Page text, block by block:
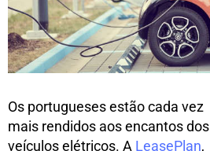
Os portugueses estão cada vez
mais rendidos aos encantos dos
veículos elétricos. A LeasePlan,